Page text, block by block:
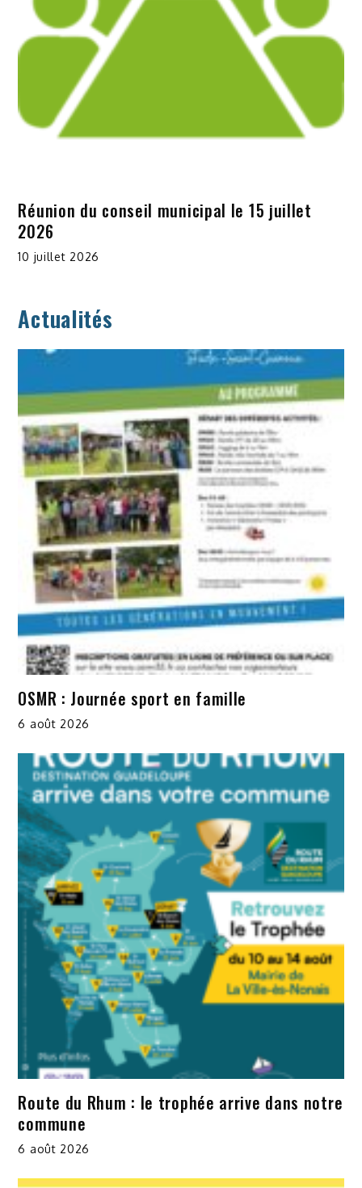
Réunion du conseil municipal le 15 juillet
2026
10 juillet 2026
Actualités
OSMR : Journée sport en famille
6 août 2026
Route du Rhum : le trophée arrive dans notre
commune
6 août 2026